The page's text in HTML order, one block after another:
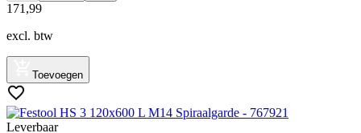
171 ,99
excl. btw
Toevoegen
Leverbaar